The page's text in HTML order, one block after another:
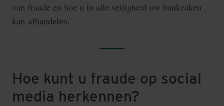
van fraude en hoe u in alle veiligheid uw bankzaken
kan afhandelen.
Hoe kunt u fraude op social
media herkennen?